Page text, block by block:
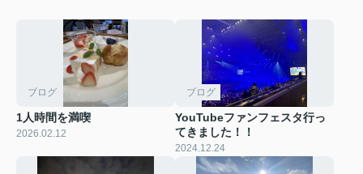
ブログ
1人時間を満喫
2026.02.12
ブログ
YouTubeファンフェスタ行っ
てきました！！
2024.12.24